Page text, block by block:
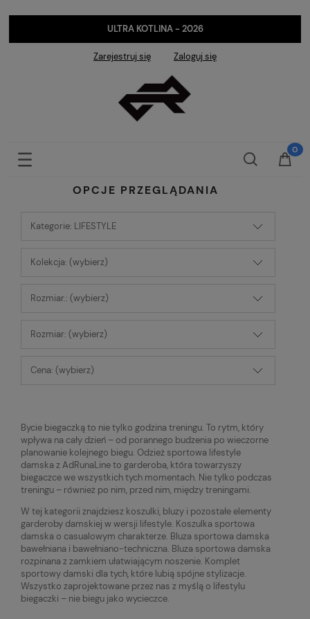
ULTRA KOTLINA - 2026
Zarejestruj się Zaloguj się
OPCJE PRZEGLĄDANIA
Kategorie: LIFESTYLE
Kolekcja: (wybierz)
Rozmiar.: (wybierz)
Rozmiar: (wybierz)
Cena: (wybierz)
Bycie biegaczką to nie tylko godzina treningu. To rytm, który
wpływa na cały dzień – od porannego budzenia po wieczorne
planowanie kolejnego biegu. Odzież sportowa lifestyle
damska z AdRunaLine to garderoba, która towarzyszy
biegaczce we wszystkich tych momentach. Nie tylko podczas
treningu – również po nim, przed nim, między treningami.
W tej kategorii znajdziesz koszulki, bluzy i pozostałe elementy
garderoby damskiej w wersji lifestyle. Koszulka sportowa
damska o casualowym charakterze. Bluza sportowa damska
bawełniana i bawełniano-techniczna. Bluza sportowa damska
rozpinana z zamkiem ułatwiającym noszenie. Komplet
sportowy damski dla tych, które lubią spójne stylizacje.
Wszystko zaprojektowane przez nas z myślą o lifestylu
biegaczki – nie biegu jako wycieczce.